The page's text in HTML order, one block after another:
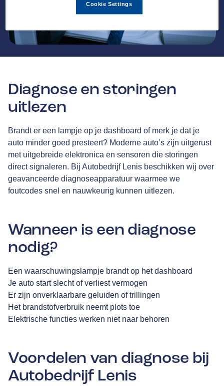
Diagnose en storingen
uitlezen
Brandt er een lampje op je dashboard of merk je dat je
auto minder goed presteert? Moderne auto’s zijn uitgerust
met uitgebreide elektronica en sensoren die storingen
direct signaleren. Bij Autobedrijf Lenis beschikken wij over
geavanceerde diagnoseapparatuur waarmee we
foutcodes snel en nauwkeurig kunnen uitlezen.
Wanneer is een diagnose
nodig?
Een waarschuwingslampje brandt op het dashboard
Je auto start slecht of verliest vermogen
Er zijn onverklaarbare geluiden of trillingen
Het brandstofverbruik neemt plots toe
Elektrische functies werken niet naar behoren
Voordelen van diagnose bij
Autobedrijf Lenis
Cookie Settings